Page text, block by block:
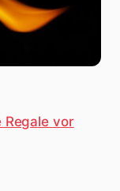
Regale vor